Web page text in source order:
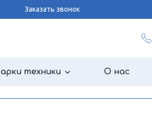
Заказать звонок
техники О нас